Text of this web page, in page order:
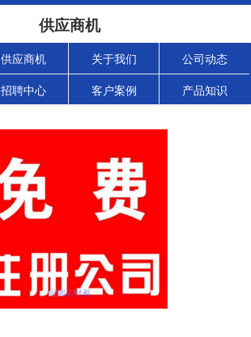
供应商机
供应商机 关于我们 公司动态
招聘中心 客户案例 产品知识